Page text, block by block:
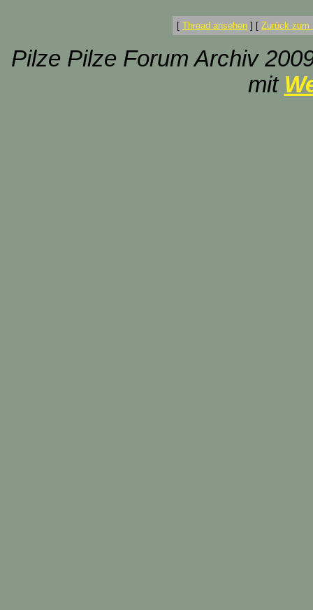
[ Thread ansehen ] [ Zurück zum
Pilze Pilze Forum Archiv
mit